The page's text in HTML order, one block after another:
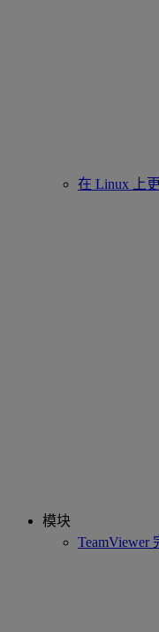
在 Linux 上更
模块
TeamViewer